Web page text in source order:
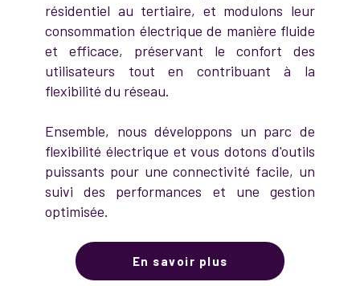
résidentiel au tertiaire, et modulons leur
consommation électrique de manière fluide
et efficace, préservant le confort des
utilisateurs tout en contribuant à la
flexibilité du réseau.
Ensemble, nous développons un parc de
flexibilité électrique et vous dotons d'outils
puissants pour une connectivité facile, un
suivi des performances et une gestion
optimisée.
En savoir plus